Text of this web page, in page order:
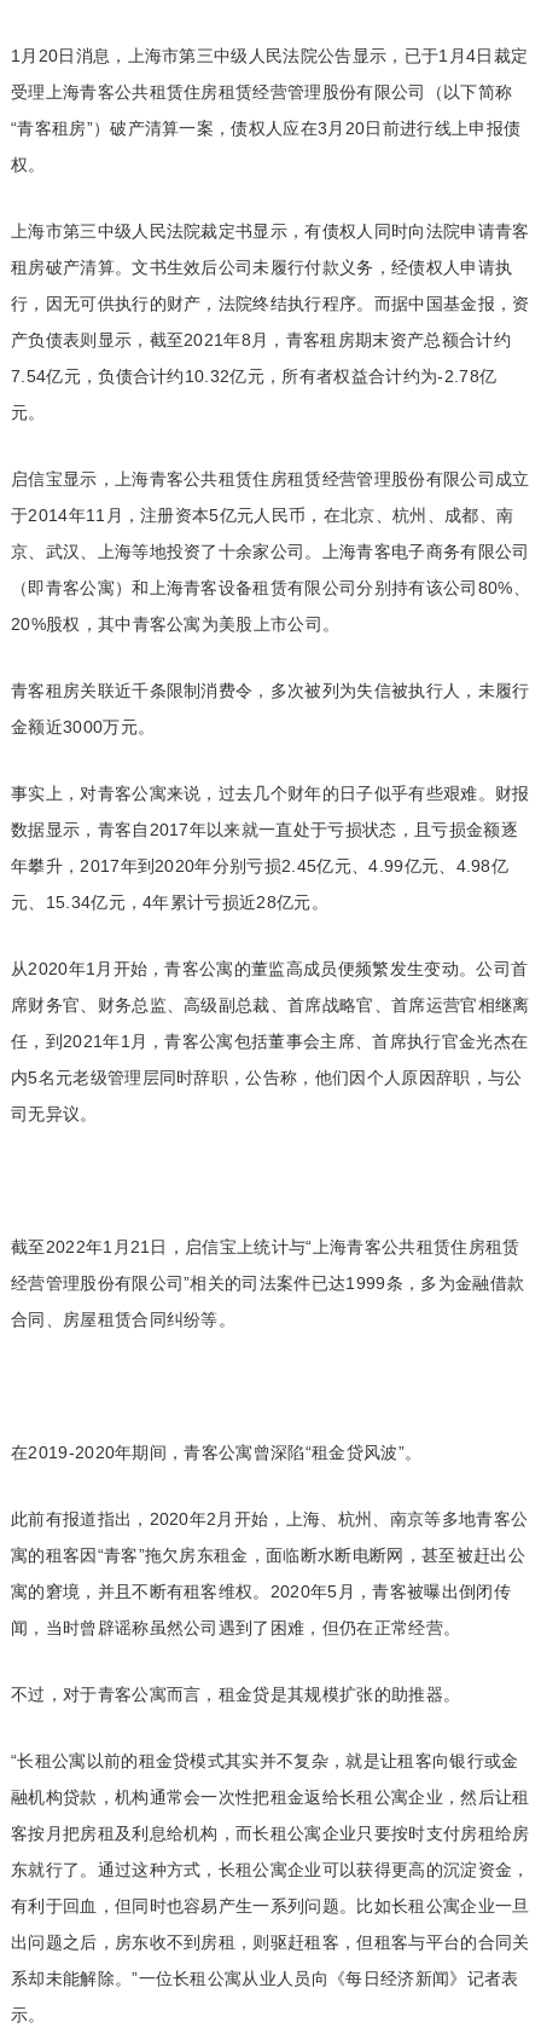
1月20日消息，上海市第三中级人民法院公告显示，已于1月4日裁定
受理上海青客公共租赁住房租赁经营管理股份有限公司（以下简称
“青客租房”）破产清算一案，债权人应在3月20日前进行线上申报债
权。
上海市第三中级人民法院裁定书显示，有债权人同时向法院申请青客
租房破产清算。文书生效后公司未履行付款义务，经债权人申请执
行，因无可供执行的财产，法院终结执行程序。而据中国基金报，资
产负债表则显示，截至2021年8月，青客租房期末资产总额合计约
7.54亿元，负债合计约10.32亿元，所有者权益合计约为-2.78亿
元。
启信宝显示，上海青客公共租赁住房租赁经营管理股份有限公司成立
于2014年11月，注册资本5亿元人民币，在北京、杭州、成都、南
京、武汉、上海等地投资了十余家公司。上海青客电子商务有限公司
（即青客公寓）和上海青客设备租赁有限公司分别持有该公司80%、
20%股权，其中青客公寓为美股上市公司。
青客租房关联近千条限制消费令，多次被列为失信被执行人，未履行
金额近3000万元。
事实上，对青客公寓来说，过去几个财年的日子似乎有些艰难。财报
数据显示，青客自2017年以来就一直处于亏损状态，且亏损金额逐
年攀升，2017年到2020年分别亏损2.45亿元、4.99亿元、4.98亿
元、15.34亿元，4年累计亏损近28亿元。
从2020年1月开始，青客公寓的董监高成员便频繁发生变动。公司首
席财务官、财务总监、高级副总裁、首席战略官、首席运营官相继离
任，到2021年1月，青客公寓包括董事会主席、首席执行官金光杰在
内5名元老级管理层同时辞职，公告称，他们因个人原因辞职，与公
司无异议。
截至2022年1月21日，启信宝上统计与“上海青客公共租赁住房租赁
经营管理股份有限公司”相关的司法案件已达1999条，多为金融借款
合同、房屋租赁合同纠纷等。
在2019-2020年期间，青客公寓曾深陷“租金贷风波”。
此前有报道指出，2020年2月开始，上海、杭州、南京等多地青客公
寓的租客因“青客”拖欠房东租金，面临断水断电断网，甚至被赶出公
寓的窘境，并且不断有租客维权。2020年5月，青客被曝出倒闭传
闻，当时曾辟谣称虽然公司遇到了困难，但仍在正常经营。
不过，对于青客公寓而言，租金贷是其规模扩张的助推器。
“长租公寓以前的租金贷模式其实并不复杂，就是让租客向银行或金
融机构贷款，机构通常会一次性把租金返给长租公寓企业，然后让租
客按月把房租及利息给机构，而长租公寓企业只要按时支付房租给房
东就行了。通过这种方式，长租公寓企业可以获得更高的沉淀资金，
有利于回血，但同时也容易产生一系列问题。比如长租公寓企业一旦
出问题之后，房东收不到房租，则驱赶租客，但租客与平台的合同关
系却未能解除。”一位长租公寓从业人员向《每日经济新闻》记者表
示。